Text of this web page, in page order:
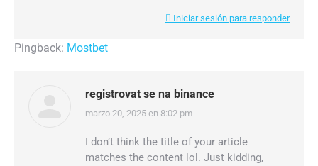
Iniciar sesión para responder
Pingback: Mostbet
registrovat se na binance
dice:
marzo 20, 2025 en 8:02 pm
I don’t think the title of your article
matches the content lol. Just kidding,